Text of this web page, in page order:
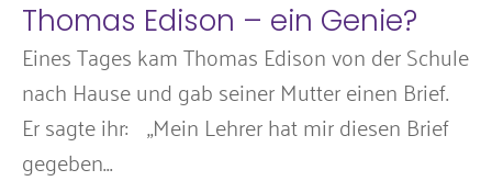
Thomas Edison – ein Genie?
Eines Tages kam Thomas Edison von der Schule
nach Hause und gab seiner Mutter einen Brief.
Er sagte ihr: „Mein Lehrer hat mir diesen Brief
gegeben...